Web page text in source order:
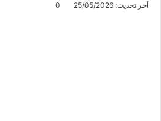
آخر تحديث: 25/05/2026 0